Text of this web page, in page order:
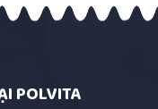
POLVITA